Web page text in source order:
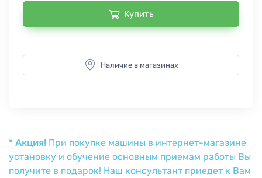
Купить
Наличие в магазинах
* Акция! При покупке машины в интернет-магазине
установку и обучение основным приемам работы Вы
получите в подарок! Наш консультант приедет к Вам